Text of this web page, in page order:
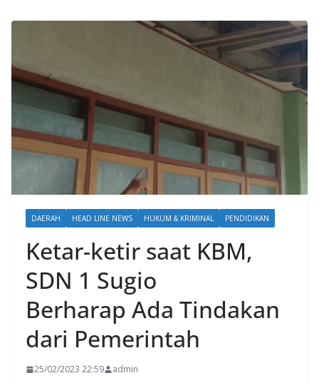
DAERAH HEAD LINE NEWS HUKUM & KRIMINAL PENDIDIKAN
Ketar-ketir saat KBM,
SDN 1 Sugio
Berharap Ada Tindakan
dari Pemerintah
25/02/2023 22:59 admin